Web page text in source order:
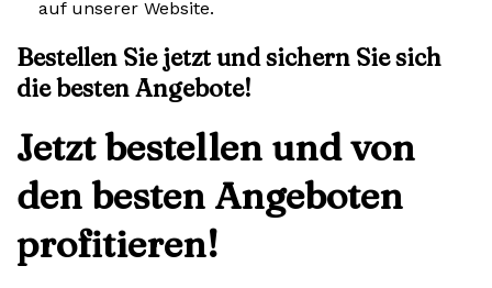
auf unserer Website.
Bestellen Sie jetzt und sichern Sie sich
die besten Angebote!
Jetzt bestellen und von
den besten Angeboten
profitieren!